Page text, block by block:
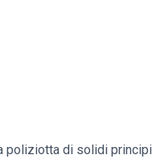
poliziotta di solidi